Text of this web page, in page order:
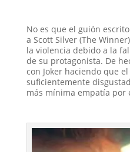
No es que el guión
a Scott Silver (The
la violencia debido a la
de su protagonista. De
con Joker haciendo que
suficientemente
más mínima empatía por